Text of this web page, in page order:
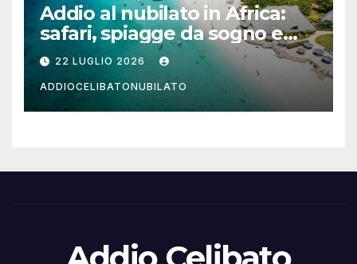
Addio al nubilato in Africa:
safari, spiagge da sogno e
città magiche
22 LUGLIO 2026
ADDIOCELIBATONUBILATO